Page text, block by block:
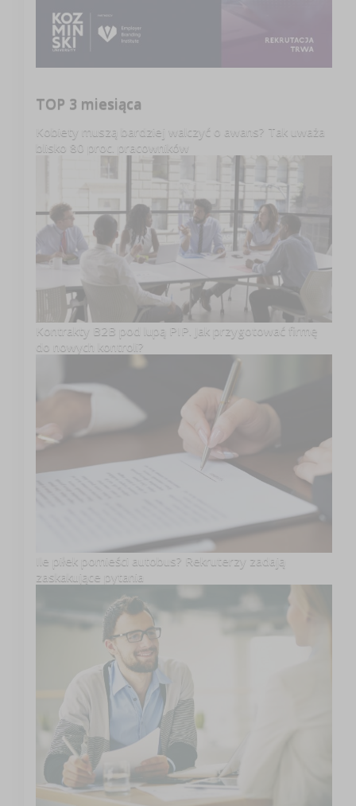
TOP 3 miesiąca
Kobiety muszą bardziej walczyć o awans? Tak uważa
blisko 80 proc. pracowników
Kontrakty B2B pod lupą PIP. Jak przygotować firmę
do nowych kontroli?
Ile piłek pomieści autobus? Rekruterzy zadają
zaskakujące pytania